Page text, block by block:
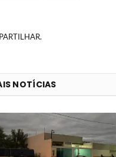
NOTÍCIAS